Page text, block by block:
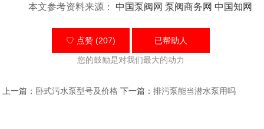
本文参考资料来源： 中国泵阀网 泵阀商务网 中国知网
♡ 点赞 (207) 已帮助 人
您的鼓励是对我们最大的动力
上一篇： 卧式污水泵型号及价格 下一篇：排污泵能当潜水泵用吗